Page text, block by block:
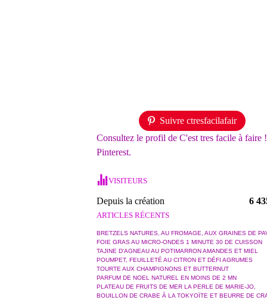
Suivre ctresfacilafair
Consultez le profil de C'est tres facile à faire
Pinterest.
VISITEURS
Depuis la création 6
ARTICLES RÉCENTS
BRETZELS NATURES, AU FROMAGE, AUX GRAINES DE
FOIE GRAS AU MICRO-ONDES 1 MINUTE 30 DE CUISSON
TAJINE D'AGNEAU AU POTIMARRON AMANDES ET MIEL
POUMPET, FEUILLETÉ AU CITRON ET DÉFI AGRUMES
TOURTE AUX CHAMPIGNONS ET BUTTERNUT
PARFUM DE NOEL NATUREL EN MOINS DE 2 MN
PLATEAU DE FRUITS DE MER LA PERLE DE MARIE-JO,
BOUILLON DE CRABE À LA TOKYOÏTE ET BEURRE DE